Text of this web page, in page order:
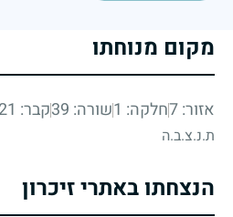
מקום מנוחתו
אזור: 7 חלקה: 1 שורה: 39 קבר: 21
ת.נ.צ.ב.ה
הנצחתו באתרי זיכרון